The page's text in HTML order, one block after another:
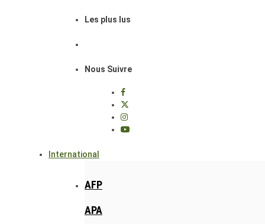
Les plus lus
Nous Suivre
International
AFP
APA